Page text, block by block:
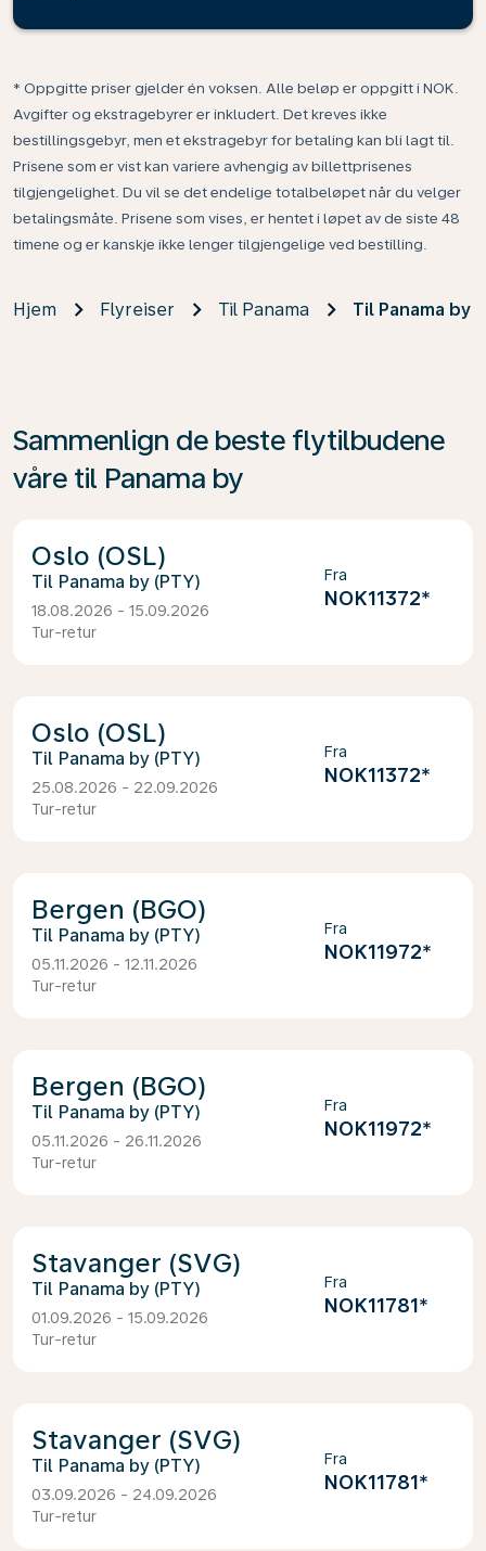
* Oppgitte priser gjelder én voksen. Alle beløp er oppgitt i NOK.
Avgifter og ekstragebyrer er inkludert. Det kreves ikke
bestillingsgebyr, men et ekstragebyr for betaling kan bli lagt til.
Prisene som er vist kan variere avhengig av billettprisenes
tilgjengelighet. Du vil se det endelige totalbeløpet når du velger
betalingsmåte. Prisene som vises, er hentet i løpet av de siste 48
timene og er kanskje ikke lenger tilgjengelige ved bestilling.
Hjem Flyreiser Til Panama Til Panama by
Sammenlign de beste flytilbudene
våre til Panama by
Oslo (OSL)
Panama by (PTY)
18.08.2026 - 15.09.2026
Tur-retur
Fra
NOK11372*
Oslo (OSL)
Panama by (PTY)
25.08.2026 - 22.09.2026
Tur-retur
Fra
NOK11372*
Bergen (BGO)
Panama by (PTY)
05.11.2026 - 12.11.2026
Tur-retur
Fra
NOK11972*
Bergen (BGO)
Panama by (PTY)
05.11.2026 - 26.11.2026
Tur-retur
Fra
NOK11972*
Stavanger (SVG)
Panama by (PTY)
01.09.2026 - 15.09.2026
Tur-retur
Fra
NOK11781*
Stavanger (SVG)
Panama by (PTY)
03.09.2026 - 24.09.2026
Tur-retur
Fra
NOK11781*